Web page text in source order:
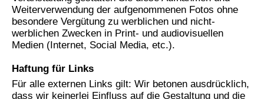
Weiterverwendung der aufgenommenen Fotos ohne
besondere Vergütung zu werblichen und nicht-
werblichen Zwecken in Print- und audiovisuellen
Medien (Internet, Social Media, etc.).
Haftung für Links
Für alle externen Links gilt: Wir betonen ausdrücklich,
dass wir keinerlei Einfluss auf die Gestaltung und die